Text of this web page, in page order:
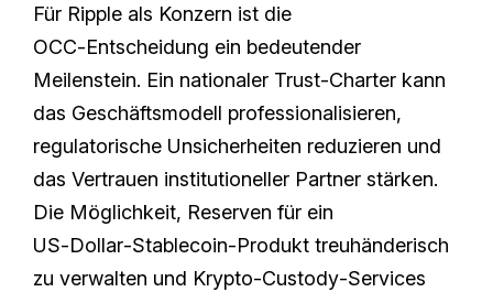
Für Ripple als Konzern ist die
OCC‑Entscheidung ein bedeutender
Meilenstein. Ein nationaler Trust‑Charter kann
das Geschäftsmodell professionalisieren,
regulatorische Unsicherheiten reduzieren und
das Vertrauen institutioneller Partner stärken.
Die Möglichkeit, Reserven für ein
US‑Dollar‑Stablecoin‑Produkt treuhänderisch
zu verwalten und Krypto‑Custody‑Services